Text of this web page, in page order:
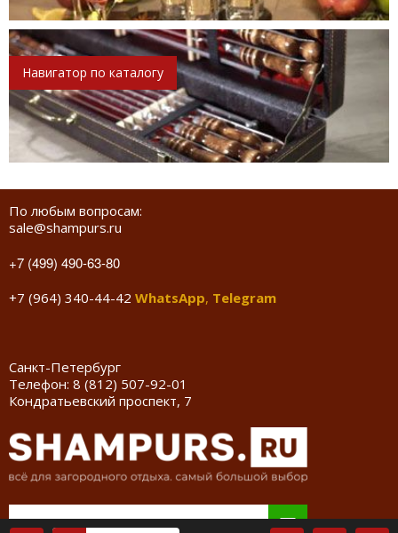
Навигатор по каталогу
По любым вопросам:
sale@shampurs.ru
+7 (499) 490-63-80
+7 (964) 340-44-42 WhatsApp, Telegram
Санкт-Петербург
Телефон: 8 (812) 507-92-01
Кондратьевский проспект, 7